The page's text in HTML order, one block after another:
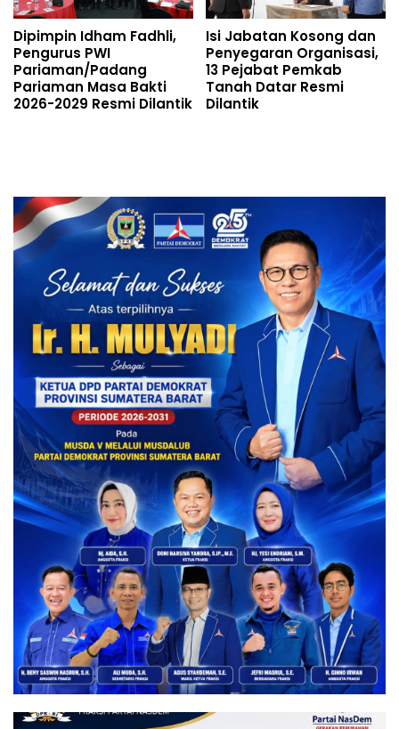
Dipimpin Idham Fadhli,
Pengurus PWI
Pariaman/Padang
Pariaman Masa Bakti
2026-2029 Resmi Dilantik
Isi Jabatan Kosong dan
Penyegaran Organisasi,
13 Pejabat Pemkab
Tanah Datar Resmi
Dilantik